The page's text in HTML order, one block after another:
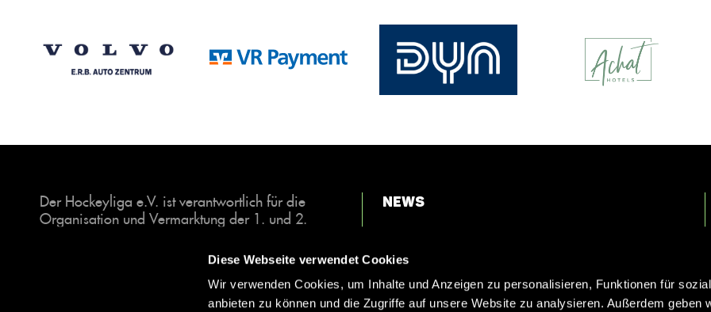
Diese Webseite verwendet Cookies
Wir verwenden Cookies, um Inhalte und Anzeigen zu personalisieren, Funktionen für
anbieten zu können und die Zugriffe auf unsere Website zu analysieren. Außerdem geben
Der Hockeyliga e.V. ist verantwortlich für die
Organisation und Vermarktung der 1. und 2.
Halle. Insgesamt sind über 60 Vereine unter dem
Dach der Hockeyliga organisiert, sowohl im
Herren als auch im Damen Bereich.
News
Kontakt